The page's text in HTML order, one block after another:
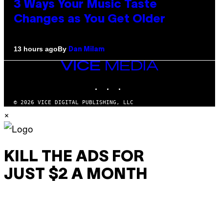
3 Ways Your Music Taste
Changes as You Get Older
13 hours agoBy Dan Milam
VICE
MEDIA
© 2026 VICE DIGITAL PUBLISHING, LLC
×
KILL THE ADS FOR
JUST $2 A MONTH